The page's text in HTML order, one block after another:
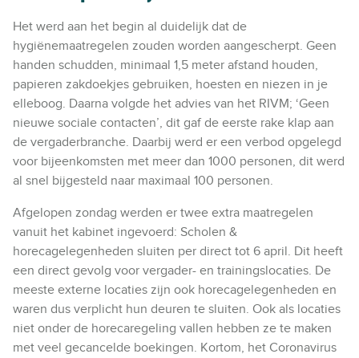
Het werd aan het begin al duidelijk dat de
hygiënemaatregelen zouden worden aangescherpt. Geen
handen schudden, minimaal 1,5 meter afstand houden,
papieren zakdoekjes gebruiken, hoesten en niezen in je
elleboog. Daarna volgde het advies van het RIVM; ‘Geen
nieuwe sociale contacten’, dit gaf de eerste rake klap aan
de vergaderbranche. Daarbij werd er een verbod opgelegd
voor bijeenkomsten met meer dan 1000 personen, dit werd
al snel bijgesteld naar maximaal 100 personen.
Afgelopen zondag werden er twee extra maatregelen
vanuit het kabinet ingevoerd: Scholen &
horecagelegenheden sluiten per direct tot 6 april. Dit heeft
een direct gevolg voor vergader- en trainingslocaties. De
meeste externe locaties zijn ook horecagelegenheden en
waren dus verplicht hun deuren te sluiten. Ook als locaties
niet onder de horecaregeling vallen hebben ze te maken
met veel gecancelde boekingen. Kortom, het Coronavirus